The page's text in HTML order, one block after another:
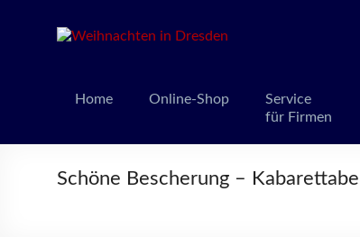
Home Online-Shop
Service
für Firmen
Schöne Bescherung –